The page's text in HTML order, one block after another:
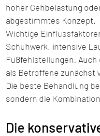
hoher Gehbelastung
abgestimmtes Konzept.
Wichtige
Schuhwerk, intensive
Fußfehlstellungen.
als Betroffene zunächst
Die beste Behandlung
sondern die
Die